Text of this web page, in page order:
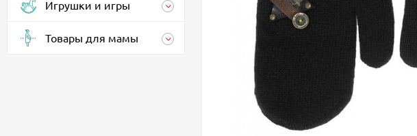
Игрушки и игры
Товары для мамы